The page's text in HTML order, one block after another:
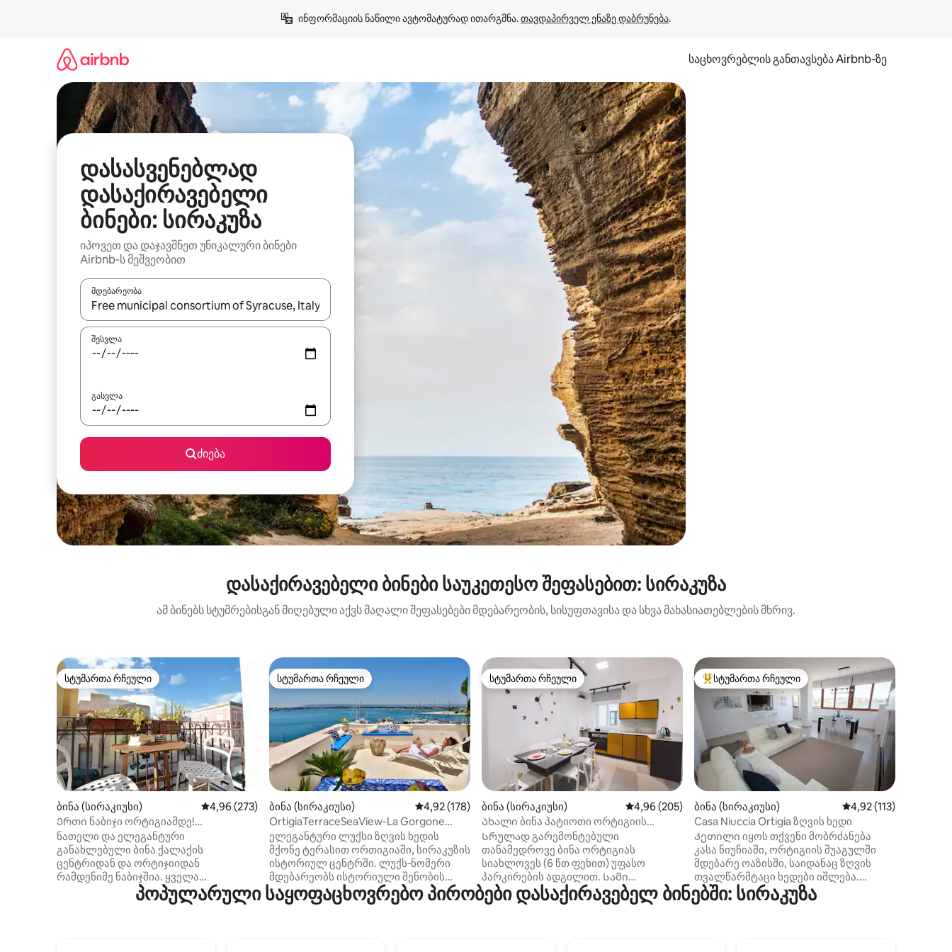
ინფორმაციის ნაწილი ავტომატურად ითარგმნა. თავდაპირველ ენაზე დაბრუნება.
საცხოვრებლის განთავსება Airbnb‑ზე
დასასვენებლად
დასაქირავებელი
ბინები: სირაკუზა
იპოვეთ და დაჯავშნეთ უნიკალური ბინები
Airbnb‑ს მეშვეობით
მდებარეობა
როცა შედეგები ხელმისაწვდომი გახდება, ნავიგაციისთვის გამოიყენეთ კლავიშები ზემოთ/ქვემოთ მიმართული ისრებით ან შეხებისა თუ თითის გასმის ჟესტები.
შესვლა
გასვლა
ძიება
დასაქირავებელი ბინები საუკეთესო შეფასებით: სირაკუზა
ამ ბინებს სტუმრებისგან მიღებული აქვს მაღალი შეფასებები მდებარეობის, სისუფთავისა და სხვა მახასიათებლების მხრივ.
სტუმართა რჩეული
სტუმართა რჩეული
ბინა (სირაკიუსი) საშუალო შეფასებაა 5‑დან 4,96, 273 მიმოხილვა
4,96 (273)
Ერთი ნაბიჯი ორტიგიამდე!
ველოსიპედები და აივანი
ნათელი და ელეგანტური
განახლებული ბინა ქალაქის
ცენტრიდან და ორტიჯიიდან
რამდენიმე ნაბიჯშია. ყველა
ღირსშესანიშნაობამდე ფეხით
მარტივად მიხვალთ. მყუდრო და
სტუმართა რჩეული
სტუმართა რჩეული
ბინა (სირაკიუსი) საშუალო შეფასებაა 5‑დან 4,92, 178 მიმოხილვა
4,92 (178)
OrtigiaTerraceSeaView-La Gorgone
Ortigia Suites
ელეგანტური ლუქსი ზღვის ხედის
მქონე ტერასით ორთიგიაში, სირაკუზის
ისტორიულ ცენტრში. ლუქს‑ნომერი
მდებარეობს ისტორიული შენობის
მეორე სართულზე და კუნძულზე
ერთადერთი დარჩენილი ესპანური
სტუმართა რჩეული
სტუმართა რჩეული
ბინა (სირაკიუსი) საშუალო შეფასებაა 5‑დან 4,96, 205 მიმოხილვა
4,96 (205)
Ახალი ბინა პატიოთი ორტიგიის
გასწვრივ
Სრულად გარემონტებული
თანამედროვე ბინა ორტიგიას
სიახლოვეს (6 წთ ფეხით) უფასო
პარკირების ადგილით. Სამი
ორადგილიანი საძინებლით, ბინაში
შესაძლებელია 6 ადამიანის
სტუმართა რჩეული მოწინავე ვარიანტი
სტუმართა რჩეული
ბინა (სირაკიუსი) საშუალო შეფასებაა
4,92 (113)
Casa Niuccia Ortigia ზღვის ხედი
Კეთილი იყოს თქვენი მობრძანება
კასა ნიუჩიაში, ორტიგიის შუაგულში
მდებარე ოაზისში, საიდანაც ზღვის
თვალწარმტაცი ხედები იშლება.
Ახლახან გარემონტდა, გთავაზობთ
ნათელ და გემოვნებით მოწყობილ
პოპულარული საყოფაცხოვრებო პირობები დასაქირავებელ ბინებში: სირაკუზა